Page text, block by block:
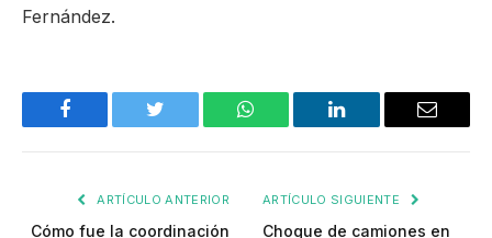
Fernández.
Facebook Twitter WhatsApp LinkedIn Email
ARTÍCULO ANTERIOR
Cómo fue la coordinación
ARTÍCULO SIGUIENTE
Choque de camiones en